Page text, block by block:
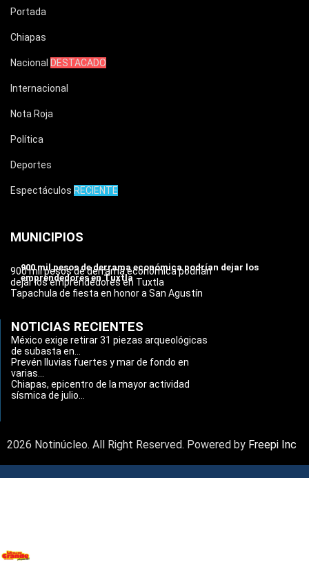
Portada
Chiapas
Nacional DESTACADO
Internacional
Nota Roja
Política
Deportes
Espectáculos RECIENTE
MUNICIPIOS
900 mil pesos de derrama económica podrían dejar los
emprendedores en Tuxtla
900 mil pesos de derrama económica podrían
dejar los emprendedores en Tuxtla
Tapachula de fiesta en honor a San Agustín
NOTICIAS RECIENTES
México exige retirar 31 piezas arqueológicas
de subasta en...
Prevén lluvias fuertes y mar de fondo en
varias...
Chiapas, epicentro de la mayor actividad
sísmica de julio...
2026 Notinúcleo. All Right Reserved. Powered by Freepi Inc